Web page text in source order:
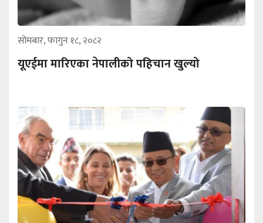
सोमबार, फागुन १८, २०८२
यूएईमा मारिएका नेपालीको पहिचान खुल्यो